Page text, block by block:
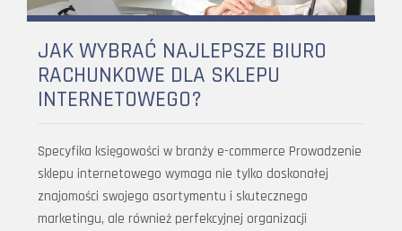
JAK WYBRAĆ NAJLEPSZE BIURO
RACHUNKOWE DLA SKLEPU
INTERNETOWEGO?
Specyfika księgowości w branży e-commerce Prowadzenie
sklepu internetowego wymaga nie tylko doskonałej
znajomości swojego asortymentu i skutecznego
marketingu, ale również perfekcyjnej organizacji